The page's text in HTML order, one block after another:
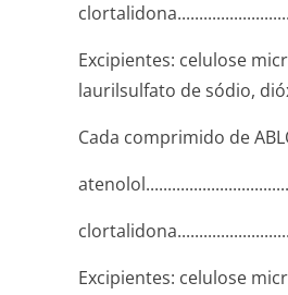
Excipientes: celulose
laurilsulfato de sódio,
Cada comprimido de
Excipientes: celulose